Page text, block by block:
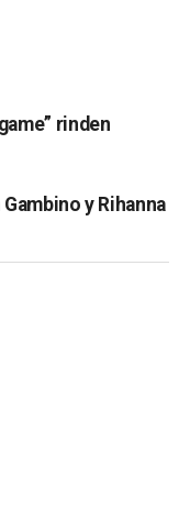
rinden
y Rihanna